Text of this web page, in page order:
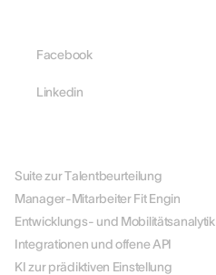
Facebook
Linkedin
Suite zur Talentbeurteilung
Manager-Mitarbeiter Fit Engin
Entwicklungs- und Mobilitätsanalytik
Integrationen und offene API
KI zur prädiktiven Einstellung